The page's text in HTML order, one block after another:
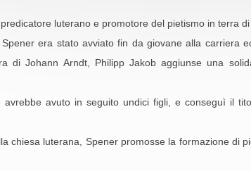
luterano e promotore del pietismo in terra di
era stato avviato fin da giovane alla carriera
di Johann Arndt, Philipp Jakob aggiunse una
avuto in seguito undici figli, e conseguì il
chiesa luterana, Spener promosse la formazione di